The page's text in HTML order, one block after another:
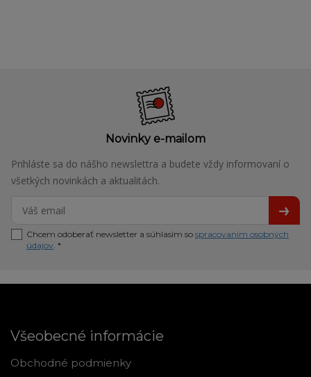
Novinky e-mailom
Prihláste sa do nášho newslettra a budete vždy informovaní o
všetkých novinkách a aktualitách.
Chcem odoberať newsletter a súhlasím so spracovaním osobných
údajov. *
Všeobecné informácie
Obchodné podmienky